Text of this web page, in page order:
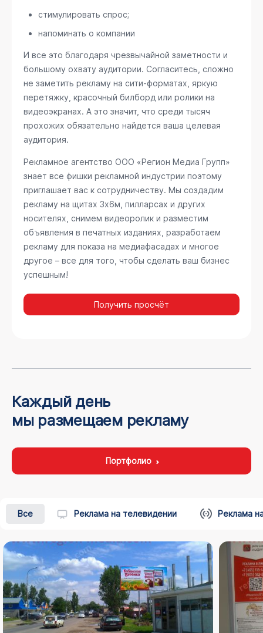
стимулировать спрос;
напоминать о компании
И все это благодаря чрезвычайной заметности и
большому охвату аудитории. Согласитесь, сложно
не заметить рекламу на сити-форматах, яркую
перетяжку, красочный билборд или ролики на
видеоэкранах. А это значит, что среди тысяч
прохожих обязательно найдется ваша целевая
аудитория.
Рекламное агентство ООО «Регион Медиа Групп»
знает все фишки рекламной индустрии поэтому
приглашает вас к сотрудничеству. Мы создадим
рекламу на щитах 3х6м, пилларсах и других
носителях, снимем видеоролик и разместим
объявления в печатных изданиях, разработаем
рекламу для показа на медиафасадах и многое
другое – все для того, чтобы сделать ваш бизнес
успешным!
Получить просчёт
Каждый день
мы размещаем рекламу
Портфолио
Все Реклама на телевидении Реклама